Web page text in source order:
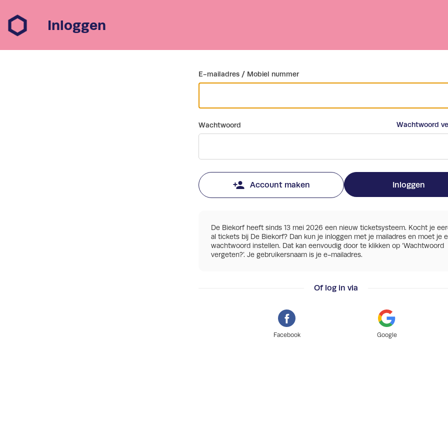
Ga terug
Inloggen
E-mailadres / Mobiel nummer
Wachtwoord Wachtwoord
Account maken Inloggen
De Biekorf heeft sinds 13 mei 2026 een nieuw ticketsysteem. Kocht je
al tickets bij De Biekorf? Dan kun je inloggen met je mailadres en moet je
wachtwoord instellen. Dat kan eenvoudig door te klikken op ‘Wachtwoord
vergeten?’. Je gebruikersnaam is je e-mailadres.
Of log in via
Facebook Google